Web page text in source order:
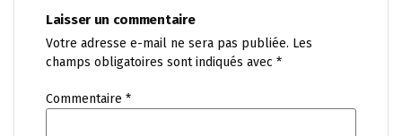
Laisser un commentaire
Votre adresse e-mail ne sera pas publiée. Les
champs obligatoires sont indiqués avec *
Commentaire *